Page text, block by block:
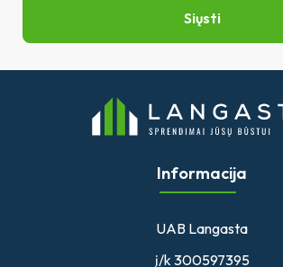
Siųsti
Informacija
UAB Langasta
į/k 300597395